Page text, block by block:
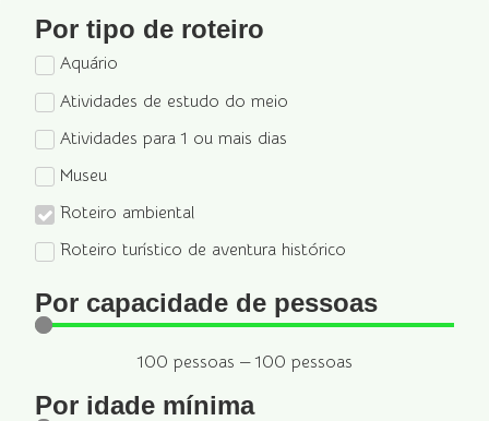
Por tipo de roteiro
Aquário
Atividades de estudo do meio
Atividades para 1 ou mais dias
Museu
Roteiro ambiental
Roteiro turístico de aventura histórico
Por capacidade de pessoas
100 pessoas —100 pessoas
Por idade mínima